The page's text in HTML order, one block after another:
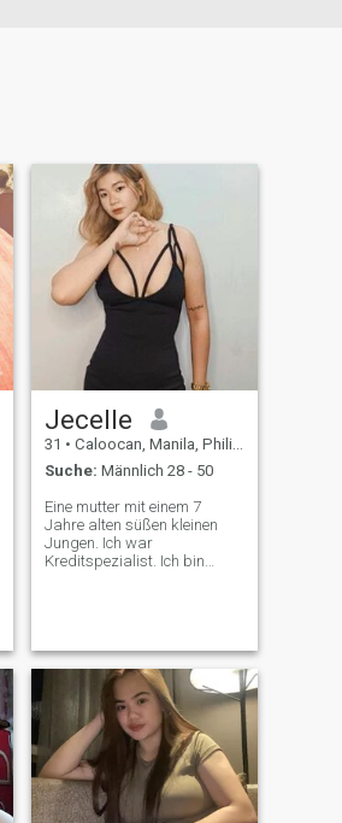
Jecelle
31 • Caloocan, Manila, Philippinen
Suche: Männlich 28 - 50
Eine mutter mit einem 7
Jahre alten süßen kleinen
Jungen. Ich war
Kreditspezialist. Ich bin
Geschwistern und Eltern sehr
nahe. Ich bin zwar nicht sehr
hübsch, aber das heißt nicht,
dass ich langweilig bin. 🫣😳
kennen mich gut. 🫣